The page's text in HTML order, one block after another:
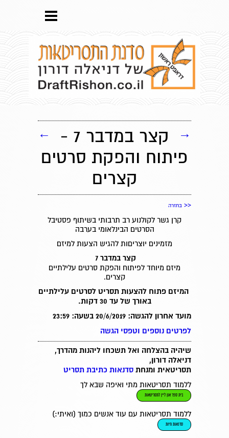
קצר במדבר 7 -
פיתוח והפקת סרטים
קצרים
← →
<< בחזרה
קרן גשר לקולנוע רב תרבותי בשיתוף פסטיבל
הסרטים הבינלאומי בערבה
מזמינים יוצריםות להגיש הצעות למיזם
קצר במדבר 7
מיזם מיוחד לפיתוח והפקת סרטים עלילתיים
קצרים.
המיזם פתוח להצעות תסריט לסרטים עלילתיים
באורך של עד 30 דקות.
מועד אחרון להגשה: 20/6/2019 בשעה: 23:59
לפרטים נוספים וטפסי הגשה
שיהיה בהצלחה ואל תשכחו ליהנות מהדרך,
דניאלה דורון,
תסריטאית ומנחת סדנאות כתיבת תסריט
ללמוד תסריטאות מתי ואיפה שבא לך
בית ספר און ליין לתסריטאות
ללמוד תסריטאות עם עוד אנשים כמוך (ואיתי:)
סדנאות חיות